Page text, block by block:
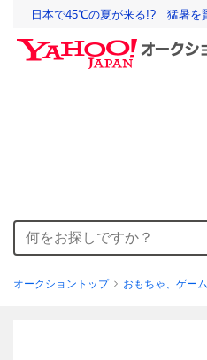
日本で45℃の夏が来る!? 猛暑を
オークショントップ おもちゃ、ゲーム